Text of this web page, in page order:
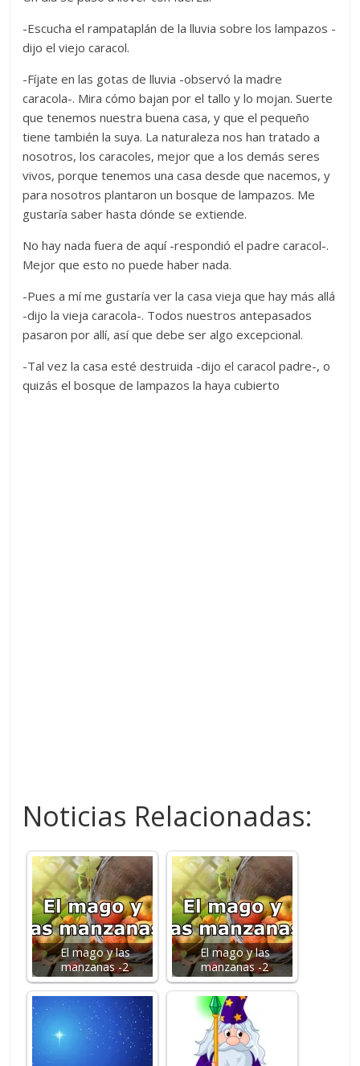
-Escucha el rampataplán de la lluvia sobre los lampazos -
dijo el viejo caracol.
-Fíjate en las gotas de lluvia -observó la madre
caracola-. Mira cómo bajan por el tallo y lo mojan. Suerte
que tenemos nuestra buena casa, y que el pequeño
tiene también la suya. La naturaleza nos han tratado a
nosotros, los caracoles, mejor que a los demás seres
vivos, porque tenemos una casa desde que nacemos, y
para nosotros plantaron un bosque de lampazos. Me
gustaría saber hasta dónde se extiende.
No hay nada fuera de aquí -respondió el padre caracol-.
Mejor que esto no puede haber nada.
-Pues a mí me gustaría ver la casa vieja que hay más allá
-dijo la vieja caracola-. Todos nuestros antepasados
pasaron por allí, así que debe ser algo excepcional.
-Tal vez la casa esté destruida -dijo el caracol padre-, o
quizás el bosque de lampazos la haya cubierto
Noticias Relacionadas:
El mago y las
manzanas -2
El mago y las
manzanas -2